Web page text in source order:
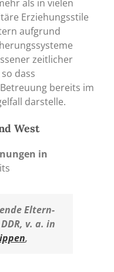
als in vielen
Erziehungsstile
aufgrund
zeitlicher
dass
bereits im
darstelle.
West
in
Eltern-
v. a. in
,